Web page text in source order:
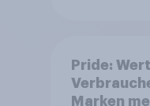
Pride:
Marken